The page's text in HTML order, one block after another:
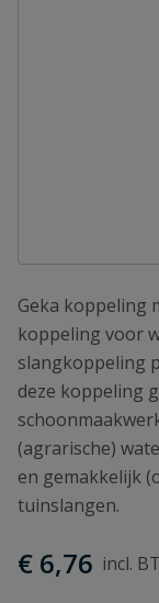
Geka koppeling
koppeling voor
slangkoppeling
deze koppeling
(agrarische)
en gemakkelijk
tuinslangen.
€ 6,76